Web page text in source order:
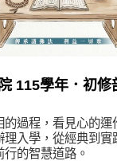
115學年．初修
的過程，看見心的運
理入學，從經典到實
的智慧道路。